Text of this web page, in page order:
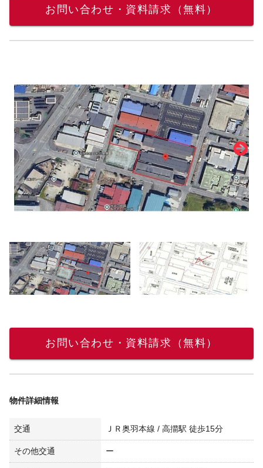
お問い合わせ・資料請求（無料）
お問い合わせ・資料請求（無料）
物件詳細情報
交通 ＪＲ奥羽本線 / 高擶駅 徒歩15分
その他交通 ー